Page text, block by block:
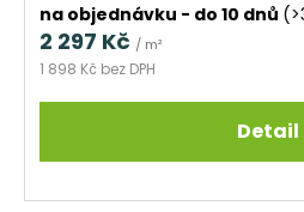
na objednávku - do 10 dnů
1 898 Kč bez DPH
2 297 Kč / m²
Detail